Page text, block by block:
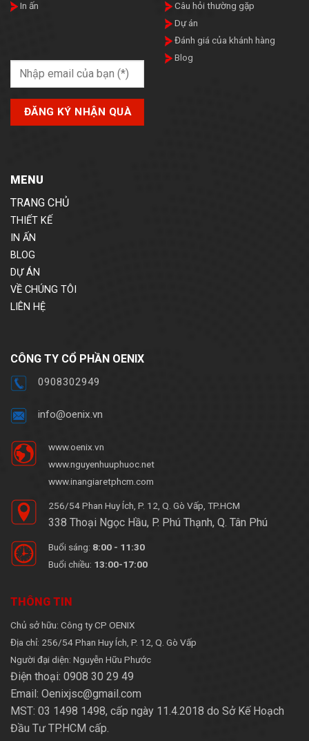
In ấn
Câu hỏi thường gặp
Dự án
Đánh giá của khánh hàng
Blog
MENU
TRANG CHỦ
THIẾT KẾ
IN ẤN
BLOG
DỰ ÁN
VỀ CHÚNG TÔI
LIÊN HỆ
CÔNG TY CỔ PHẦN OENIX
0908302949
info@oenix.vn
www.oenix.vn
www.nguyenhuuphuoc.net
www.inangiaretphcm.com
256/54 Phan Huy Ích, P. 12, Q. Gò Vấp, TP.HCM
338 Thoại Ngọc Hầu, P. Phú Thạnh, Q. Tân Phú
Buổi sáng: 8:00 - 11:30
Buổi chiều: 13:00-17:00
THÔNG TIN
Chủ sở hữu: Công ty CP OENIX
Địa chỉ: 256/54 Phan Huy Ích, P. 12, Q. Gò Vấp
Người đại diện: Nguyễn Hữu Phước
Điện thoại: 0908 30 29 49
Email: Oenixjsc@gmail.com
MST: 03 1498 1498, cấp ngày 11.4.2018 do Sở Kế Hoạch
Đầu Tư TP.HCM cấp.